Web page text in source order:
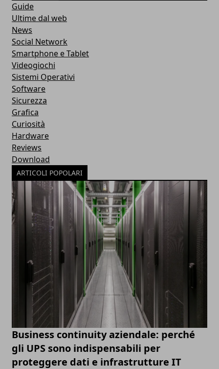
Guide
Ultime dal web
News
Social Network
Smartphone e Tablet
Videogiochi
Sistemi Operativi
Software
Sicurezza
Grafica
Curiosità
Hardware
Reviews
Download
ARTICOLI POPOLARI
Business continuity aziendale: perché
gli UPS sono indispensabili per
proteggere dati e infrastrutture IT